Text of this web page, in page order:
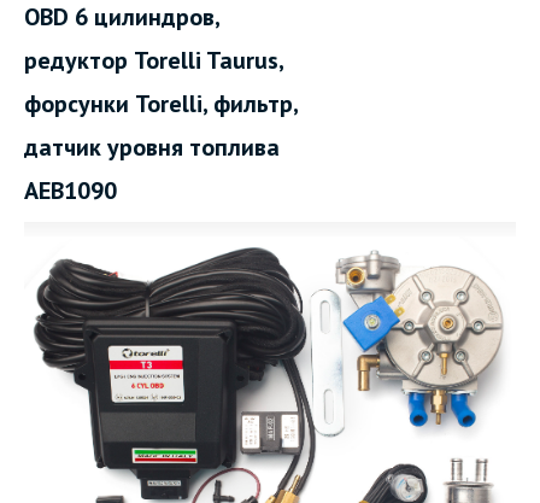
OBD 6 цилиндров,
редуктор Torelli Taurus,
форсунки Torelli, фильтр,
датчик уровня топлива
AEB1090